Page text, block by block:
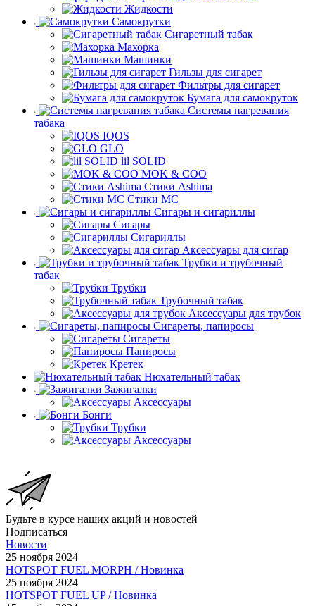
Жидкости
Самокрутки
Сигаретный табак
Махорка
Машинки
Гильзы для сигарет
Фильтры для сигарет
Бумага для самокруток
Системы нагревания
табака
IQOS
GLO
lil SOLID
MOK & COO
Стики Ashima
Стики MC
Сигары и сигариллы
Сигары
Сигариллы
Аксессуары для сигар
Трубки и трубочный
табак
Трубки
Трубочный табак
Аксессуары для трубок
Сигареты, папиросы
Сигареты
Папиросы
Кретек
Нюхательный табак
Зажигалки
Аксессуары
Бонги
Трубки
Аксессуары
Будьте в курсе наших акций и новостей
Подписаться
Новости
25 ноября 2024
HOTSPOT FUEL MORPH / Новинка
25 ноября 2024
HOTSPOT FUEL UP / Новинка